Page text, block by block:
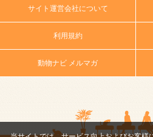
サイト運営会社について
利用規約
動物ナビ メルマガ